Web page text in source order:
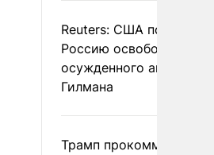
Reuters: США
Россию освободить
осужденного
Гилмана
Трамп